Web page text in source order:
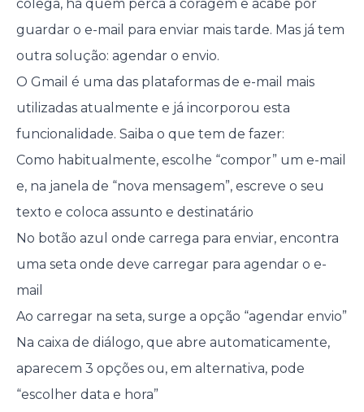
colega, há quem perca a coragem e acabe por
guardar o e-mail para enviar mais tarde. Mas já tem
outra solução: agendar o envio.
O Gmail é uma das plataformas de e-mail mais
utilizadas atualmente e já incorporou esta
funcionalidade. Saiba o que tem de fazer:
Como habitualmente, escolhe “compor” um e-mail
e, na janela de “nova mensagem”, escreve o seu
texto e coloca assunto e destinatário
No botão azul onde carrega para enviar, encontra
uma seta onde deve carregar para agendar o e-
mail
Ao carregar na seta, surge a opção “agendar envio”
Na caixa de diálogo, que abre automaticamente,
aparecem 3 opções ou, em alternativa, pode
“escolher data e hora”